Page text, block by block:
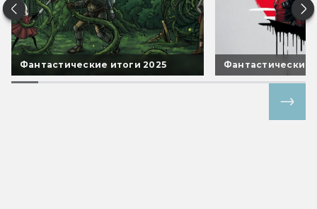
Фантастические итоги 2025 Фантастические